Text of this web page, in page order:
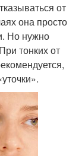
от
она просто
Но нужно
тонких от